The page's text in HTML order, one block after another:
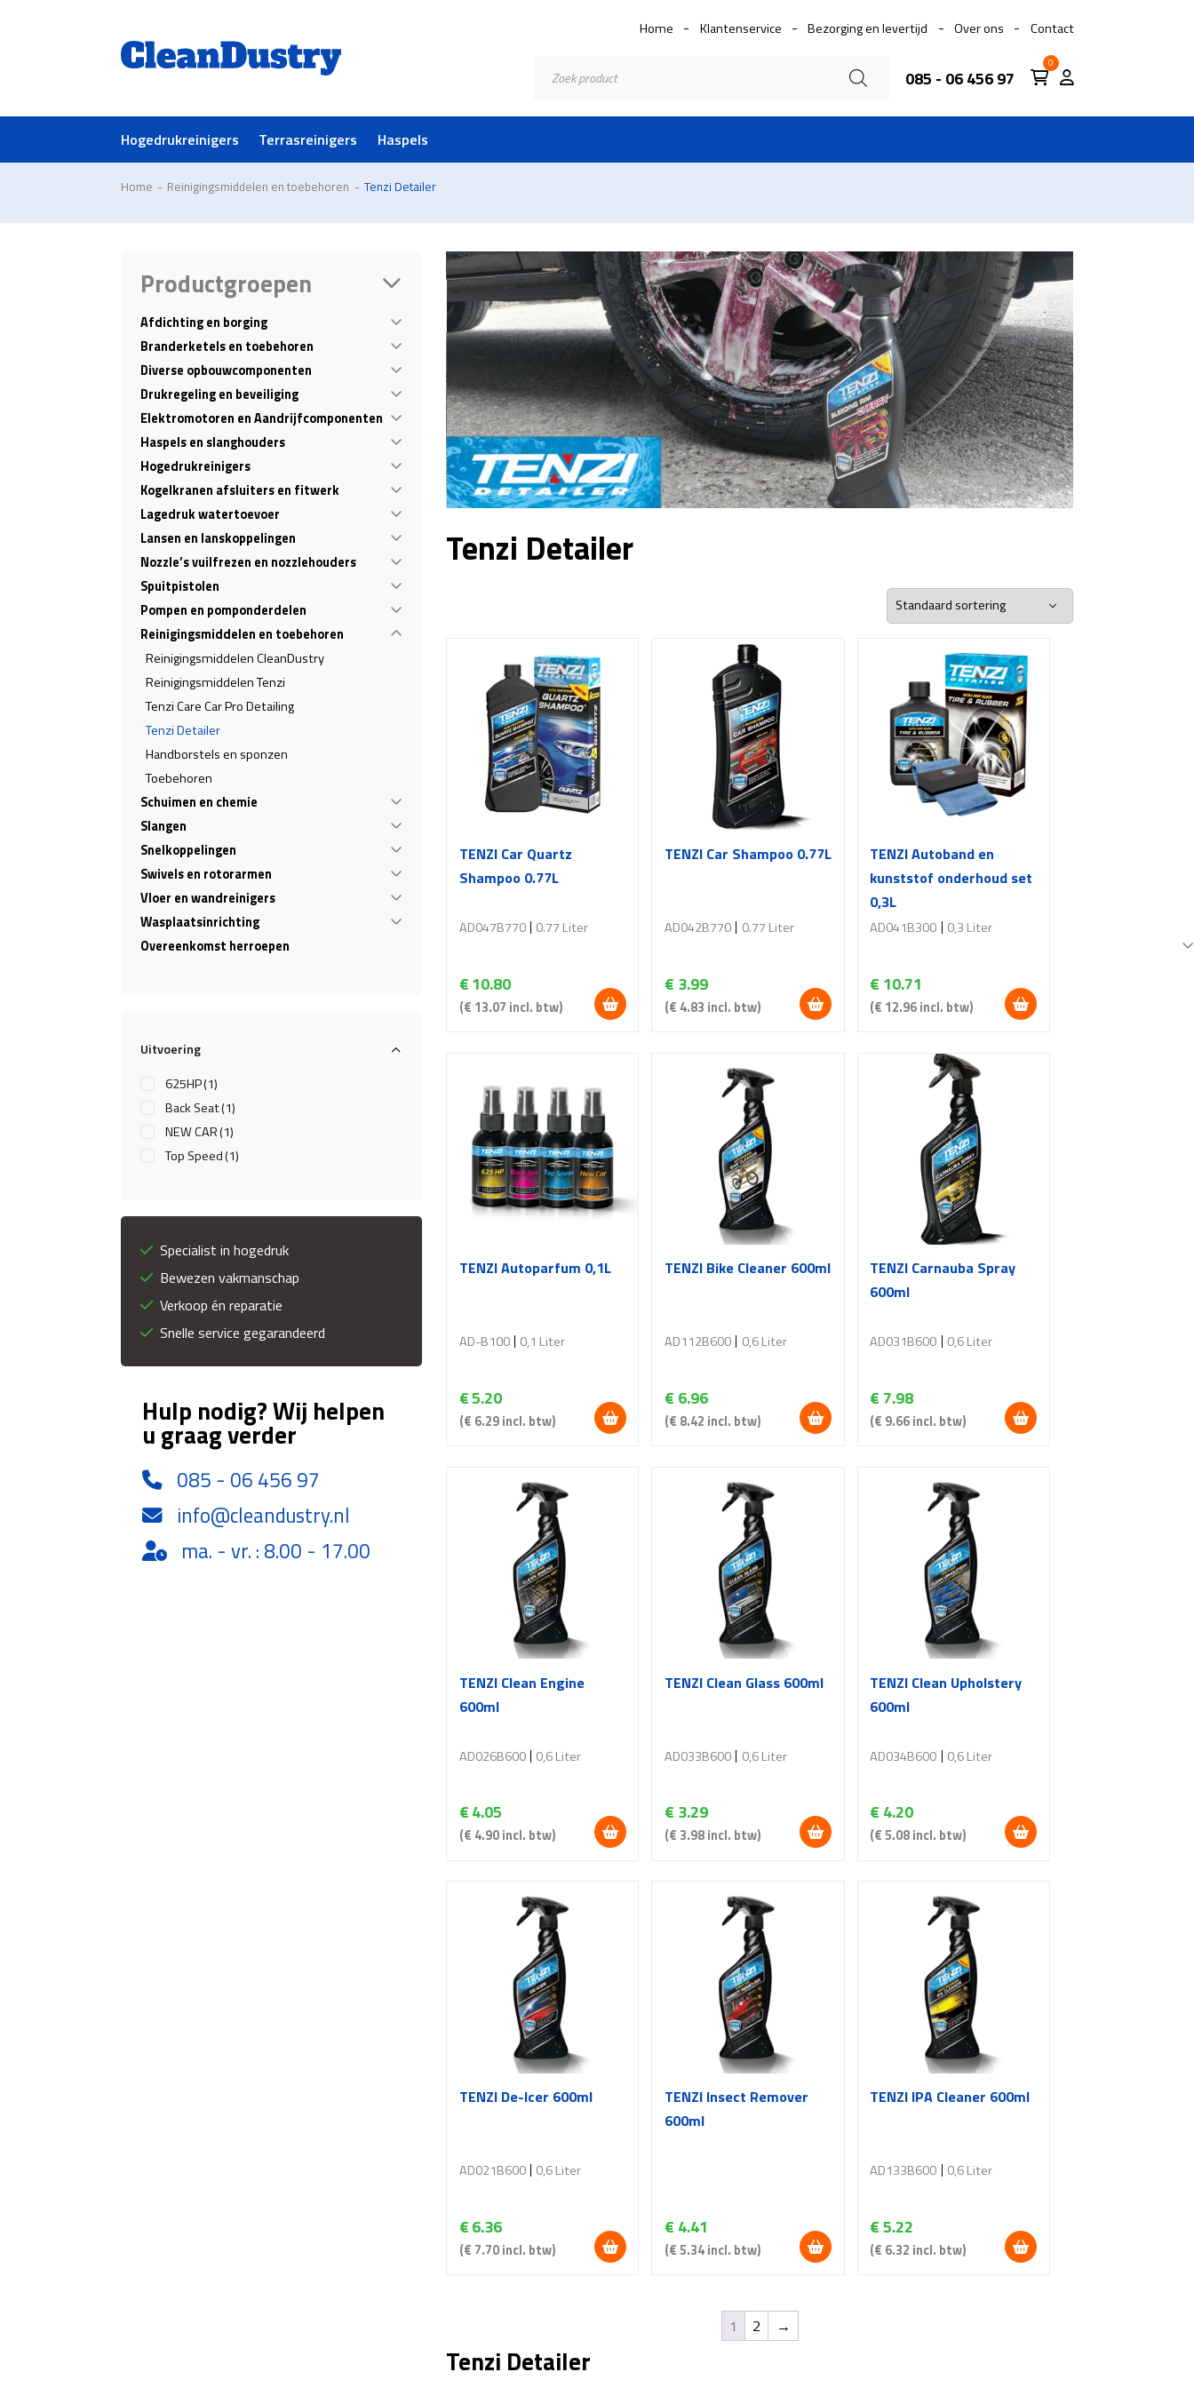
Home Klantenservice Bezorging en levertijd Over ons Contact
zoeken 085 - 06 456 97
0
Hogedrukreinigers Terrasreinigers Haspels
Home - Reinigingsmiddelen en toebehoren - Tenzi Detailer
Productgroepen
Afdichting en borging
Branderketels en toebehoren
Diverse opbouwcomponenten
Drukregeling en beveiliging
Elektromotoren en Aandrijfcomponenten
Haspels en slanghouders
Hogedrukreinigers
Kogelkranen afsluiters en fitwerk
Lagedruk watertoevoer
Lansen en lanskoppelingen
Nozzle’s vuilfrezen en nozzlehouders
Spuitpistolen
Pompen en pomponderdelen
Reinigingsmiddelen en toebehoren
Reinigingsmiddelen CleanDustry
Reinigingsmiddelen Tenzi
Tenzi Care Car Pro Detailing
Tenzi Detailer
Handborstels en sponzen
Toebehoren
Schuimen en chemie
Slangen
Snelkoppelingen
Swivels en rotorarmen
Vloer en wandreinigers
Wasplaatsinrichting
Overeenkomst herroepen
Uitvoering
625HP(1)
Back Seat(1)
NEW CAR(1)
Top Speed(1)
Specialist in hogedruk
Bewezen vakmanschap
Verkoop én reparatie
Snelle service gegarandeerd
Hulp nodig? Wij helpen
u graag verder
085 - 06 456 97
info@cleandustry.nl
ma. - vr. : 8.00 - 17.00
Tenzi Detailer
TENZI Car Quartz
Shampoo 0.77L
€10.80
(€ 13.07 incl. btw)
AD047B770 0.77 Liter
TENZI Car Shampoo 0.77L
€ 3.99
(€ 4.83 incl. btw)
AD042B770 0.77 Liter
TENZI Autoband en
kunststof onderhoud set
0,3L
€ 10.71
(€ 12.96incl. btw)
AD041B300 0,3 Liter
TENZI Autoparfum 0,1L
€5.20
(€ 6.29incl. btw)
AD-B100 0,1 Liter
Dit
product
op
de
TENZI Bike Cleaner 600ml
€ 6.96
(€ 8.42 incl. btw)
AD112B600 0,6 Liter
TENZI Carnauba Spray
600ml
€ 7.98
(€ 9.66incl. btw)
AD031B600 0,6 Liter
TENZI Clean Engine
600ml
€4.05
(€ 4.90incl. btw)
AD026B600 0,6 Liter
TENZI Clean Glass 600ml
€ 3.29
(€ 3.98incl. btw)
AD033B600 0,6 Liter
TENZI Clean Upholstery
600ml
€ 4.20
(€5.08incl. btw)
AD034B600 0,6 Liter
TENZI De-Icer 600ml
€6.36
(€ 7.70incl. btw)
AD021B600 0,6 Liter
TENZI Insect Remover
600ml
€ 4.41
(€5.34incl. btw)
TENZI IPA Cleaner 600ml
€5.22
(€ 6.32 incl. btw)
AD133B600 0,6 Liter
1 2 →
Tenzi Detailer